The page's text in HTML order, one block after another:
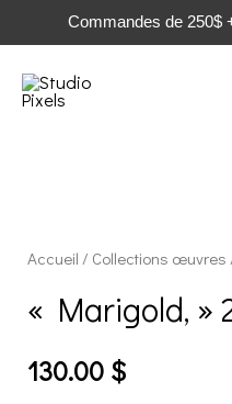
Commandes de 250$
Accueil / Collections œuvres
« Marigold, »
130.00 $